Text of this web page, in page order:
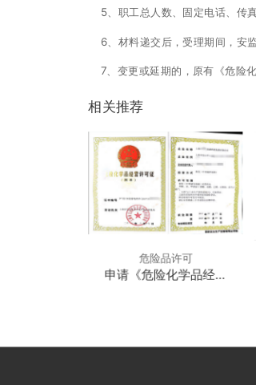
5、职工总人数、固定电话、传
6、材料递交后，受理期间，安
7、变更或延期的，原有《危险
相关推荐
危险品许可
申请《危险化学品经营